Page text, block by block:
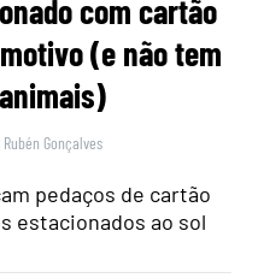
com cartão
(e não tem
Rubén Gonçalves
pedaços de cartão
estacionados ao sol